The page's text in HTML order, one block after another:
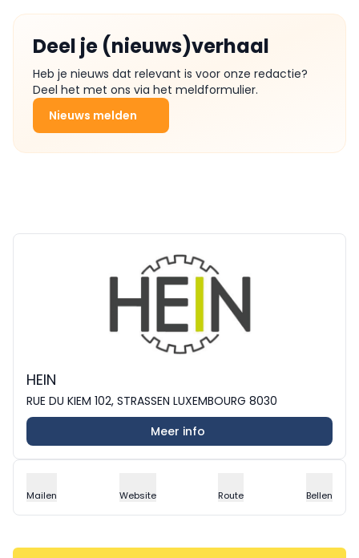
Deel je (nieuws)verhaal
Heb je nieuws dat relevant is voor onze redactie?
Deel het met ons via het meldformulier.
Nieuws melden
HEIN
RUE DU KIEM 102, STRASSEN LUXEMBOURG 8030
Meer info
Mailen Website Route Bellen